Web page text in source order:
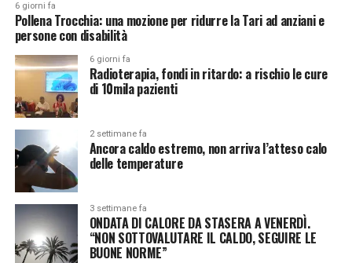
6 giorni fa
Pollena Trocchia: una mozione per ridurre la Tari ad anziani e
persone con disabilità
6 giorni fa
Radioterapia, fondi in ritardo: a rischio le cure
di 10mila pazienti
2 settimane fa
Ancora caldo estremo, non arriva l’atteso calo
delle temperature
3 settimane fa
ONDATA DI CALORE DA STASERA A VENERDÌ.
“NON SOTTOVALUTARE IL CALDO, SEGUIRE LE
BUONE NORME”